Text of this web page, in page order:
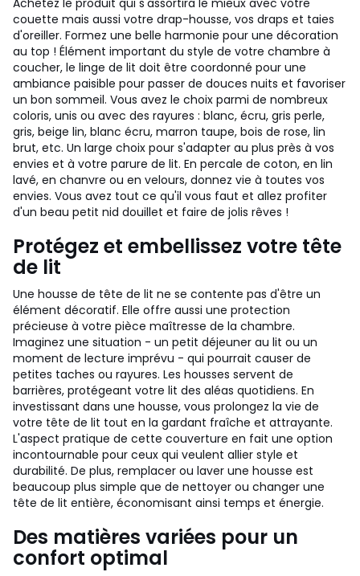
Achetez le produit qui s'assortira le mieux avec votre
couette mais aussi votre drap-housse, vos draps et taies
d'oreiller. Formez une belle harmonie pour une décoration
au top ! Élément important du style de votre chambre à
coucher, le linge de lit doit être coordonné pour une
ambiance paisible pour passer de douces nuits et favoriser
un bon sommeil. Vous avez le choix parmi de nombreux
coloris, unis ou avec des rayures : blanc, écru, gris perle,
gris, beige lin, blanc écru, marron taupe, bois de rose, lin
brut, etc. Un large choix pour s'adapter au plus près à vos
envies et à votre parure de lit. En percale de coton, en lin
lavé, en chanvre ou en velours, donnez vie à toutes vos
envies. Vous avez tout ce qu'il vous faut et allez profiter
d'un beau petit nid douillet et faire de jolis rêves !
Protégez et embellissez votre tête
de lit
Une housse de tête de lit ne se contente pas d'être un
élément décoratif. Elle offre aussi une protection
précieuse à votre pièce maîtresse de la chambre.
Imaginez une situation - un petit déjeuner au lit ou un
moment de lecture imprévu - qui pourrait causer de
petites taches ou rayures. Les housses servent de
barrières, protégeant votre lit des aléas quotidiens. En
investissant dans une housse, vous prolongez la vie de
votre tête de lit tout en la gardant fraîche et attrayante.
L'aspect pratique de cette couverture en fait une option
incontournable pour ceux qui veulent allier style et
durabilité. De plus, remplacer ou laver une housse est
beaucoup plus simple que de nettoyer ou changer une
tête de lit entière, économisant ainsi temps et énergie.
Des matières variées pour un
confort optimal